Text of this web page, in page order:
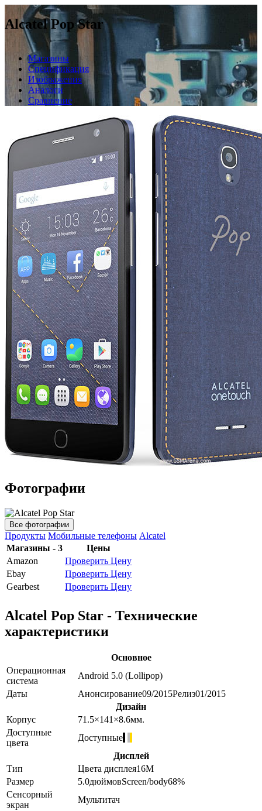
Alcatel Pop Star
Магазины
Спецификация
Изображения
Аналоги
Сравнение
Фотографии
Все фотографии
Продукты Мобильные телефоны Alcatel
Магазины - 3
Цены
Amazon
Проверить Цену
Ebay
Проверить Цену
Gearbest
Проверить Цену
Alcatel Pop Star - Технические
характеристики
Основное
Операционная
система
Android 5.0 (Lollipop)
Даты
Анонсирование09/2015Релиз01/2015
Дизайн
Корпус
71.5×141×8.6мм.
Доступные
цвета
Доступные
Дисплей
Тип
Цвета дисплея16M
Размер
5.0дюймовScreen/body68%
Сенсорный
экран
Мультитач